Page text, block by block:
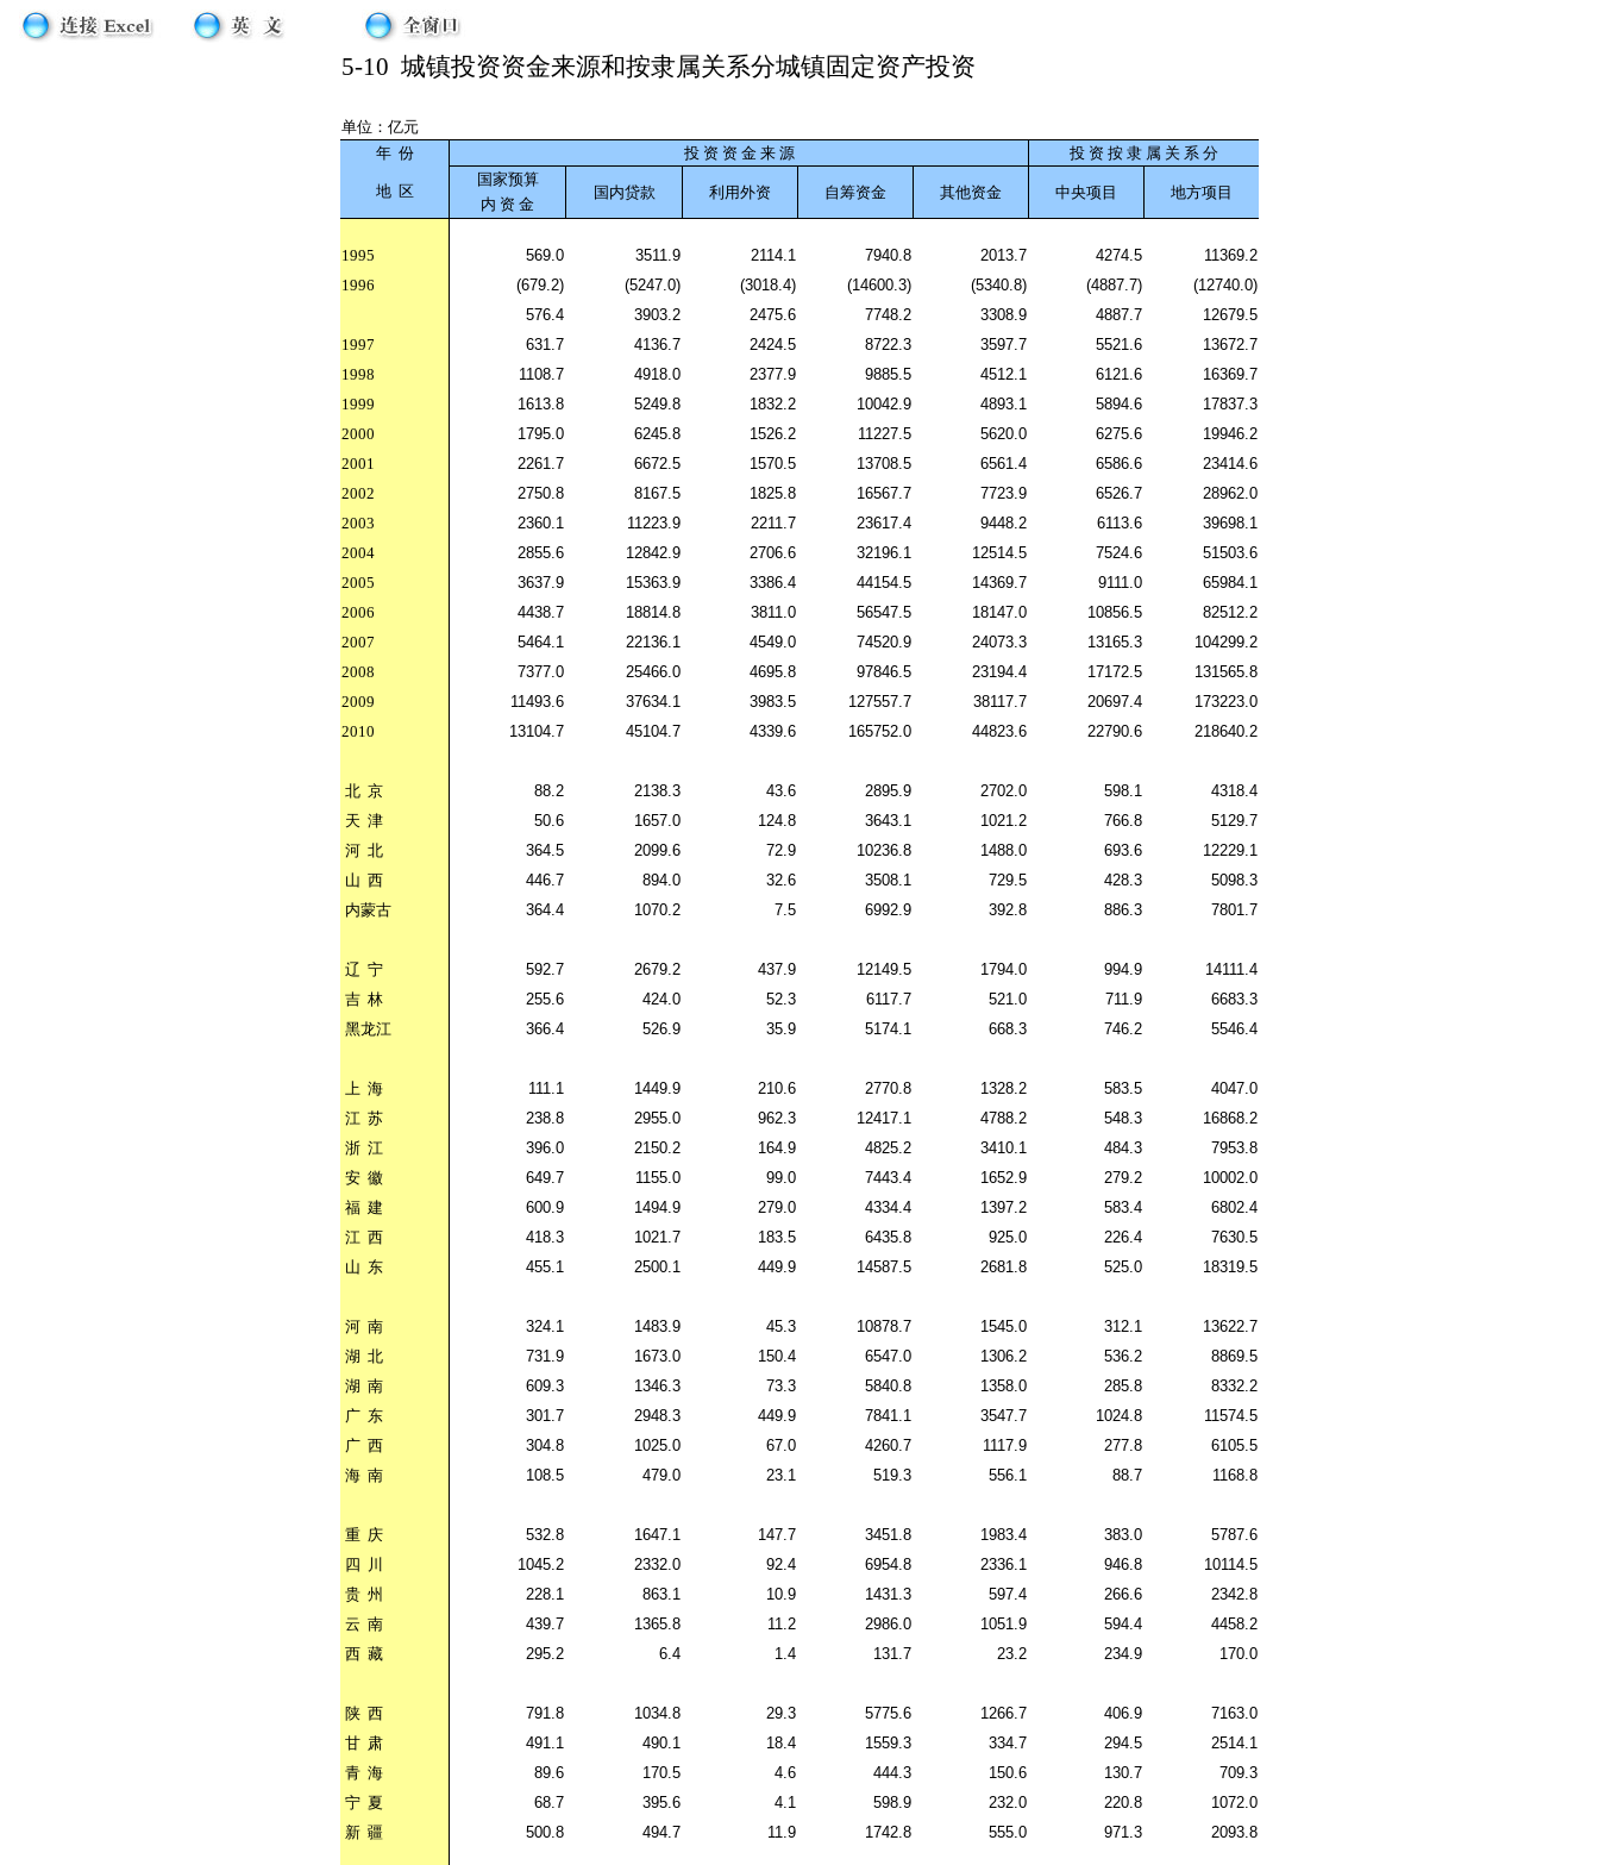
5-10 城镇投资资金来源和按隶属关系分城镇固定资产投资
单位：亿元
年 份 投 资 资 金 来 源 投 资 按 隶 属 关 系 分
地 区
国家预算
国内贷款 利用外资 自筹资金 其他资金 中央项目 地方项目
内 资 金
1995 569.0 3511.9 2114.1 7940.8 2013.7 4274.5
11369.2
1996
(679.2) (5247.0) (3018.4) (14600.3) (5340.8) (4887.7)
(12740.0)
576.4
3903.2 2475.6 7748.2 3308.9 4887.7
12679.5
1997
631.7 4136.7 2424.5 8722.3 3597.7 5521.6
13672.7
1998
1108.7 4918.0 2377.9 9885.5 4512.1 6121.6
16369.7
1999
1613.8 5249.8 1832.2 10042.9 4893.1 5894.6
17837.3
2000
1795.0 6245.8 1526.2 11227.5 5620.0 6275.6
19946.2
2001
2261.7 6672.5 1570.5 13708.5 6561.4 6586.6
23414.6
2002
2750.8 8167.5 1825.8 16567.7 7723.9 6526.7
28962.0
2003
2360.1 11223.9 2211.7 23617.4 9448.2 6113.6
39698.1
2004
2855.6 12842.9 2706.6 32196.1 12514.5 7524.6
51503.6
2005
3637.9 15363.9 3386.4 44154.5 14369.7 9111.0
65984.1
2006
4438.7 18814.8 3811.0 56547.5 18147.0 10856.5
82512.2
2007
5464.1 22136.1 4549.0 74520.9 24073.3 13165.3
104299.2
2008
7377.0 25466.0 4695.8 97846.5 23194.4 17172.5
131565.8
2009
11493.6 37634.1 3983.5 127557.7 38117.7 20697.4
173223.0
2010
13104.7 45104.7 4339.6 165752.0 44823.6 22790.6 218640.2
北 京 88.2 2138.3 43.6 2895.9 2702.0 598.1
4318.4
天 津 50.6 1657.0 124.8 3643.1 1021.2 766.8
5129.7
河 北 364.5 2099.6 72.9 10236.8 1488.0 693.6
12229.1
山 西 446.7 894.0 32.6 3508.1 729.5 428.3
5098.3
内蒙古
364.4 1070.2 7.5 6992.9 392.8 886.3 7801.7
辽 宁 592.7 2679.2 437.9 12149.5 1794.0 994.9
14111.4
吉 林 255.6 424.0 52.3 6117.7 521.0 711.9
6683.3
黑龙江
366.4 526.9 35.9 5174.1 668.3 746.2 5546.4
上 海 111.1 1449.9 210.6 2770.8 1328.2 583.5
4047.0
江 苏 238.8 2955.0 962.3 12417.1 4788.2 548.3
16868.2
浙 江 396.0 2150.2 164.9 4825.2 3410.1 484.3
7953.8
安 徽 649.7 1155.0 99.0 7443.4 1652.9 279.2
10002.0
福 建 600.9 1494.9 279.0 4334.4 1397.2 583.4
6802.4
江 西 418.3 1021.7 183.5 6435.8 925.0 226.4
7630.5
山 东 455.1 2500.1 449.9 14587.5 2681.8 525.0 18319.5
河 南 324.1 1483.9 45.3 10878.7 1545.0 312.1
13622.7
湖 北 731.9 1673.0 150.4 6547.0 1306.2 536.2
8869.5
湖 南 609.3 1346.3 73.3 5840.8 1358.0 285.8
8332.2
广 东 301.7 2948.3 449.9 7841.1 3547.7 1024.8
11574.5
广 西 304.8 1025.0 67.0 4260.7 1117.9 277.8
6105.5
海 南 108.5 479.0 23.1 519.3 556.1 88.7 1168.8
重 庆 532.8 1647.1 147.7 3451.8 1983.4 383.0
5787.6
四 川 1045.2 2332.0 92.4 6954.8 2336.1 946.8
10114.5
贵 州 228.1 863.1 10.9 1431.3 597.4 266.6
2342.8
云 南 439.7 1365.8 11.2 2986.0 1051.9 594.4
4458.2
西 藏 295.2 6.4 1.4 131.7 23.2 234.9 170.0
陕 西 791.8 1034.8 29.3 5775.6 1266.7 406.9
7163.0
甘 肃 491.1 490.1 18.4 1559.3 334.7 294.5
2514.1
青 海 89.6 170.5 4.6 444.3 150.6 130.7
709.3
宁 夏 68.7 395.6 4.1 598.9 232.0 220.8
1072.0
新 疆 500.8 494.7 11.9 1742.8 555.0 971.3 2093.8